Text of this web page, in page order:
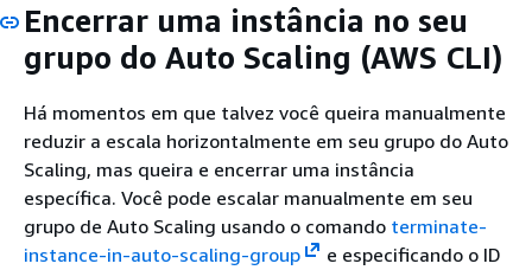
Encerrar uma instância no seu
grupo do Auto Scaling (AWS CLI)
Há momentos em que talvez você queira manualmente
reduzir a escala horizontalmente em seu grupo do Auto
Scaling, mas queira e encerrar uma instância
específica. Você pode escalar manualmente em seu
grupo de Auto Scaling usando o comando terminate-
instance-in-auto-scaling-group
e especificando o ID